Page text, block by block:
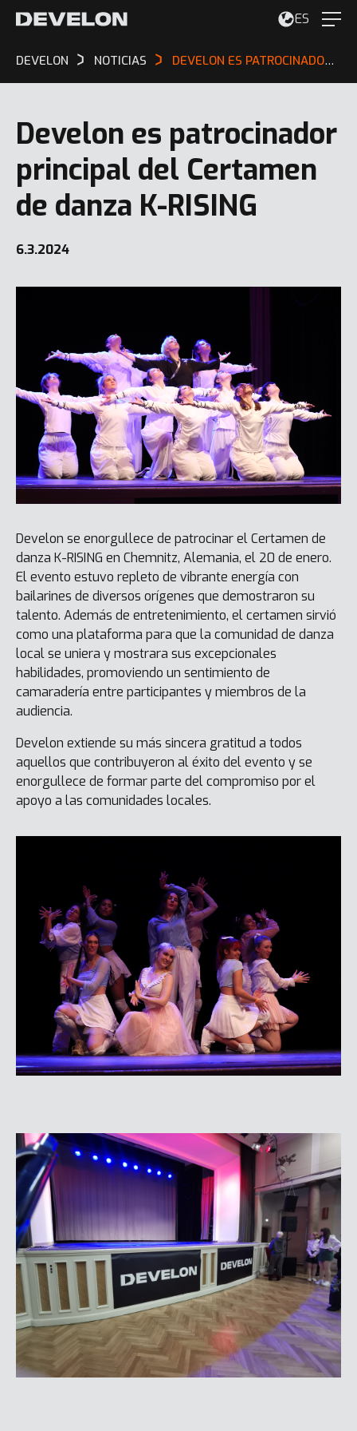
ES
DEVELON NOTICIAS DEVELON ES PATROCINADOR PRINCIPAL DEL CERTAMEN DE DANZA K-RISING
Develon es patrocinador
principal del Certamen
de danza K-RISING
6.3.2024
Develon se enorgullece de patrocinar el Certamen de
danza K-RISING en Chemnitz, Alemania, el 20 de enero.
El evento estuvo repleto de vibrante energía con
bailarines de diversos orígenes que demostraron su
talento. Además de entretenimiento, el certamen sirvió
como una plataforma para que la comunidad de danza
local se uniera y mostrara sus excepcionales
habilidades, promoviendo un sentimiento de
camaradería entre participantes y miembros de la
audiencia.
Develon extiende su más sincera gratitud a todos
aquellos que contribuyeron al éxito del evento y se
enorgullece de formar parte del compromiso por el
apoyo a las comunidades locales.